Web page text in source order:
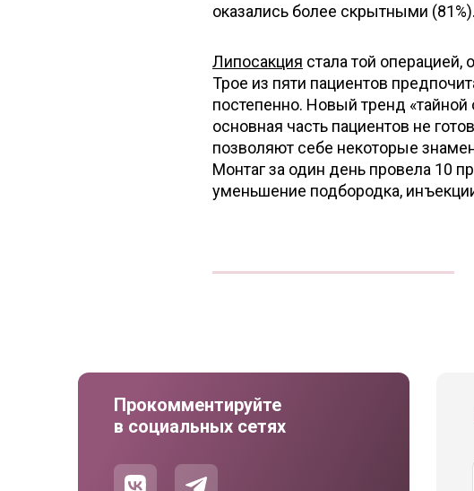
оказались более скрытными (81%).
Липосакция стала той операцией,
Трое из пяти пациентов
постепенно. Новый тренд «тайной
основная часть пациентов не
позволяют себе некоторые
Монтаг за один день провела 10
уменьшение подбородка,
Прокомментируйте
в социальных сетях